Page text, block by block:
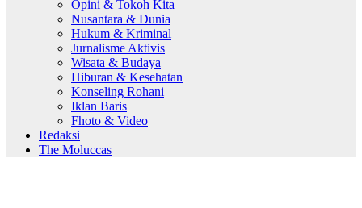
Opini & Tokoh Kita
Nusantara & Dunia
Hukum & Kriminal
Jurnalisme Aktivis
Wisata & Budaya
Hiburan & Kesehatan
Konseling Rohani
Iklan Baris
Fhoto & Video
Redaksi
The Moluccas